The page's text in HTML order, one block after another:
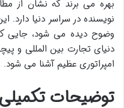
بهره می برند که نشان از
نویسنده در سراسر دنیا دارد.
وضوح دیده می شود، جایی
دنیای تجارت بین المللی و
امپراتوری عظیم آشنا می شود.
توضیحات تکمیلی